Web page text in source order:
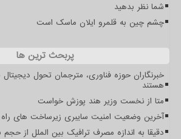
شما نظر بدهید
چشم چین به قلمرو ایلان ماسک است
پربحث ترین ها
خبرنگاران حوزه فناوری، مترجمان تحول دیجیتال
هستند
متا از نخست وزیر هند پوزش خواست
آخرین وضعیت امنیت سایبری زیرساخت های
دقیقا به اندازه مصرف ترافیک بین الملل از